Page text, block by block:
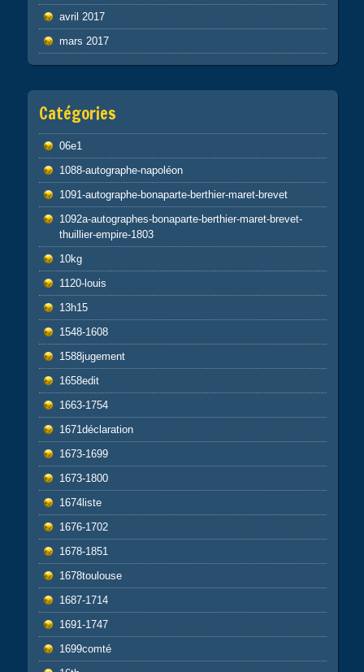
avril 2017
mars 2017
Catégories
06e1
1088-autographe-napoléon
1091-autographe-bonaparte-berthier-maret-brevet
1092a-autographes-bonaparte-berthier-maret-brevet-
thuillier-empire-1803
10kg
1120-louis
13h15
1548-1608
1588jugement
1658edit
1663-1754
1671déclaration
1673-1699
1673-1800
1674liste
1676-1702
1678-1851
1678toulouse
1687-1714
1691-1747
1699comté